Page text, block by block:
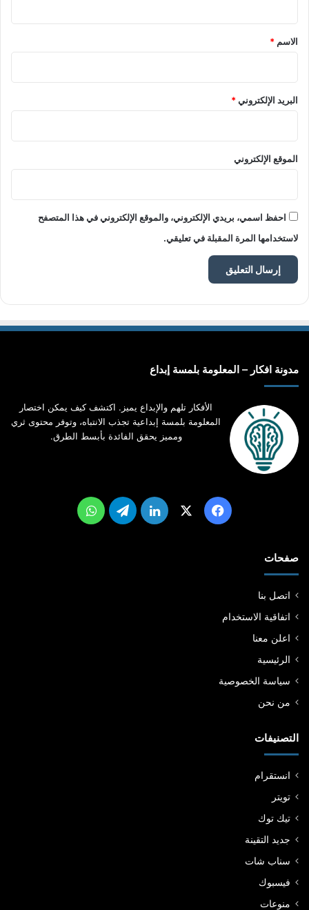
*
الاسم *
البريد الإلكتروني*
الموقع الإلكتروني
احفظ اسمي، بريدي الإلكتروني، والموقع الإلكتروني في هذا المتصفح
لاستخدامها المرة المقبلة في تعليقي.
مدونة افكار – المعلومة بلمسة إبداع
الأفكار تلهم والإبداع يميز. اكتشف كيف يمكن اختصار
المعلومة بلمسة إبداعية تجذب الانتباه، وتوفر محتوى ثري
ومميز يحقق الفائدة بأبسط الطرق.
فيسبوك لينكدإن تيلقرام واتساب
صفحات
اتصل بنا
اتفاقية الاستخدام
اعلن معنا
الرئيسية
سياسة الخصوصية
من نحن
التصنيفات
انستقرام
تويتر
تيك توك
جديد التقينة
سناب شات
فيسبوك
منوعات